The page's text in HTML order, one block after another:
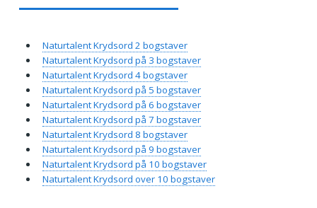
Naturtalent Krydsord 2 bogstaver
Naturtalent Krydsord på 3 bogstaver
Naturtalent Krydsord 4 bogstaver
Naturtalent Krydsord på 5 bogstaver
Naturtalent Krydsord på 6 bogstaver
Naturtalent Krydsord på 7 bogstaver
Naturtalent Krydsord 8 bogstaver
Naturtalent Krydsord på 9 bogstaver
Naturtalent Krydsord på 10 bogstaver
Naturtalent Krydsord over 10 bogstaver